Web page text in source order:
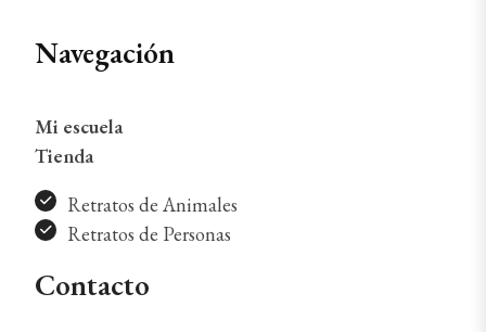
Navegación
Mi escuela
Tienda
Retratos de Animales
Retratos de Personas
Contacto